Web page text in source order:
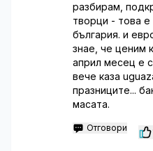
разбирам,
творци - това е
българия. и
знае, че ценим
април месец е
вече каза
празниците...
масата.
Отговори